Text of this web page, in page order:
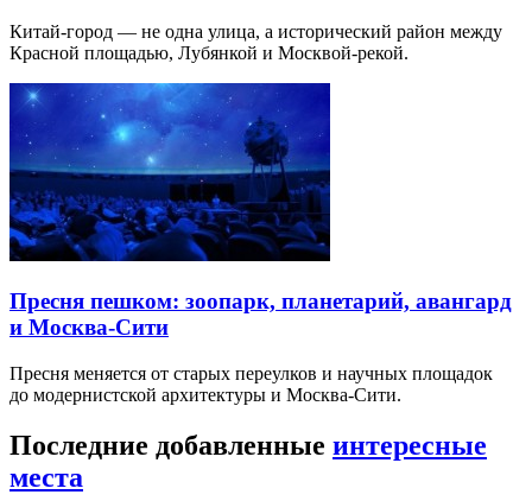
Китай-город — не одна улица, а исторический район между
Красной площадью, Лубянкой и Москвой-рекой.
Пресня пешком: зоопарк, планетарий, авангард
и Москва-Сити
Пресня меняется от старых переулков и научных площадок
до модернистской архитектуры и Москва-Сити.
Последние добавленные интересные
места